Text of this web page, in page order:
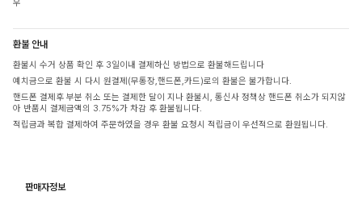
우
환불 안내
환불시 수거 상품 확인 후 3일이내 결제하신 방법으로 환불해드립니다
예치금으로 환불 시 다시 원결제(무통장,핸드폰,카드)로의 환불은 불가합니다.
핸드폰 결제후 부분 취소 또는 결제한 달이 지나 환불시, 통신사 정책상 핸드폰 취소가 되지않
아 반품시 결제금액의 3.75%가 차감 후 환불됩니다.
적립금과 복합 결제하여 주문하였을 경우 환불 요청시 적립금이 우선적으로 환원됩니다.
판매자정보